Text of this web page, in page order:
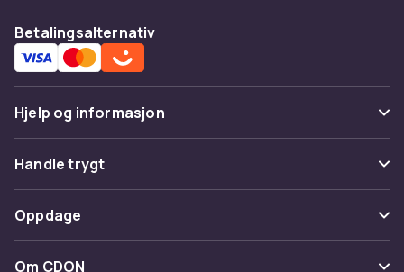
Betalingsalternativ
Hjelp og informasjon
Vanlige spørsmål
Spor pakke
Angre & returner her
Kontakt oss
Handle trygt
Betaling
Levering
Oppdage
Kategorier
Om CDON